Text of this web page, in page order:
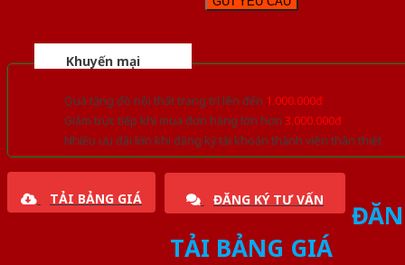
Khuyến mại
Quà tặng đồ nội thất trang trí lên đến 1.000.000đ
Giảm trực tiếp khi mua đơn hàng lớn hơn 3.000.000đ
Nhiều ưu đãi lớn khi đăng ký tài khoản thành viên thân thiết
TẢI BẢNG GIÁ ĐĂNG KÝ TƯ VẤN
TẢI BẢNG GIÁ